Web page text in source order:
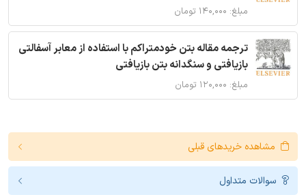
مبلغ: ۱۴۰,۰۰۰ تومان
ترجمه مقاله بتن خودمتراکم با استفاده از معابر آسفالتی
بازیافتی و سنگدانه بتن بازیافتی
مبلغ: ۱۲۰,۰۰۰ تومان
مشاهده خریدهای قبلی
سوالات متداول